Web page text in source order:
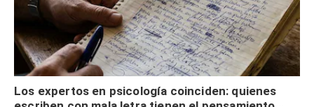
Los expertos en psicología coinciden: quienes